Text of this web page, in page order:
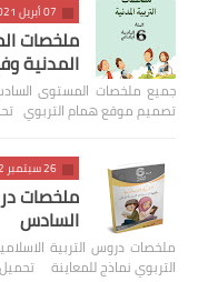
07 أبريل 2021
ملخصات
المدنية
جميع ملخصات المستوى
تصميم موقع همام التربوي
26 سبتمبر 2022
ملخصات
السادس
ملخصات دروس التربية
التربوي نماذج للمعاينة تحميل